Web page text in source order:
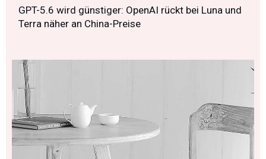
GPT-5.6 wird günstiger: OpenAI rückt bei Luna und
Terra näher an China-Preise